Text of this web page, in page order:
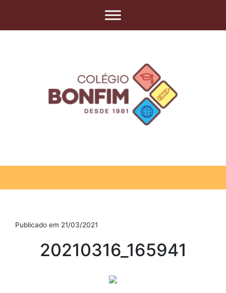
Publicado em 21/03/2021
20210316_165941